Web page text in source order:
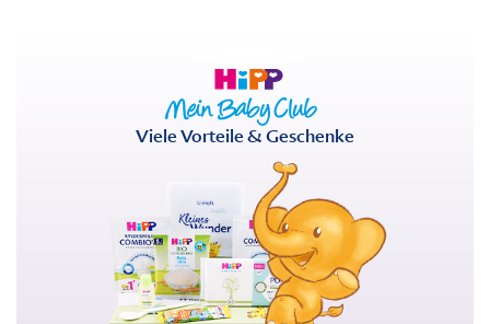
Viele Vorteile & Geschenke